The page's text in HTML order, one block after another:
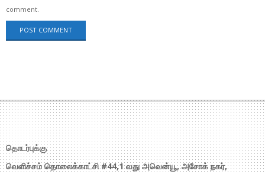
comment.
தொடர்புக்கு
வெளிச்சம் தொலைக்காட்சி #44,1 வது அவென்யூ, அசோக் நகர்,